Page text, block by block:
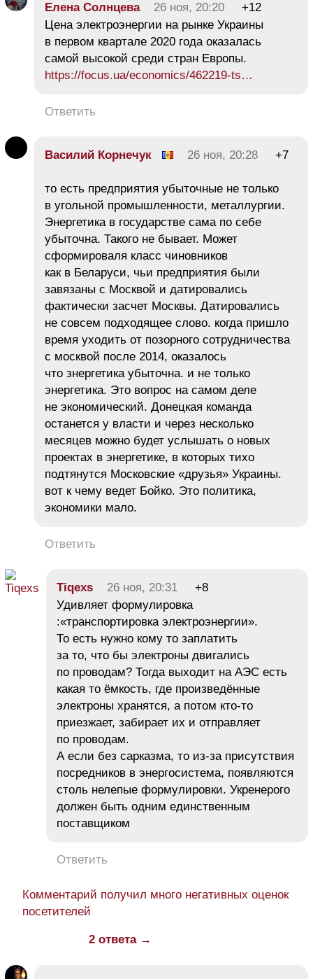
Елена Солнцева 26 ноя, 20:20
+12
Цена электроэнергии на рынке Украины
в первом квартале 2020 года оказалась
самой высокой среди стран Европы.
https://focus.ua/economics/462219-ts…
Ответить
Василий Корнечук 26 ноя, 20:28 +7
то есть предприятия убыточные не только
в угольной промышленности, металлургии.
Энергетика в государстве сама по себе
убыточна. Такого не бывает. Может
сформироваля класс чиновников
как в Беларуси, чьи предприятия были
завязаны с Москвой и датировались
фактически засчет Москвы. Датировались
не совсем подходящее слово. когда пришло
время уходить от позорного сотрудничества
с москвой после 2014, оказалось
что знергетика убыточна. и не только
энергетика. Это вопрос на самом деле
не экономический. Донецкая команда
останется у власти и через несколько
месяцев можно будет услышать о новых
проектах в энергетике, в которых тихо
подтянутся Московские «друзья» Украины.
вот к чему ведет Бойко. Это политика,
экономики мало.
Ответить
Tiqeхs 26 ноя, 20:31
+8
Удивляет формулировка
:«транспортировка электроэнергии».
То есть нужно кому то заплатить
за то, что бы электроны двигались
по проводам? Тогда выходит на АЭС есть
какая то ёмкость, где произведённые
электроны хранятся, а потом кто-то
приезжает, забирает их и отправляет
по проводам.
А если без сарказма, то из-за присутствия
посредников в энергосистема, появляются
столь нелепые формулировки. Укренерого
должен быть одним единственным
поставщиком
Ответить
Комментарий получил много негативных оценок
посетителей
2 ответа →